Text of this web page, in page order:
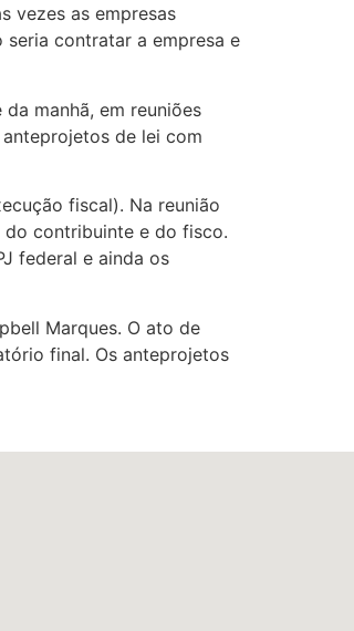
vezes as empresas
contratar a empresa e
manhã, em reuniões
de lei com
fiscal). Na reunião
do contribuinte e do fisco.
federal e ainda os
Marques. O ato de
final. Os anteprojetos